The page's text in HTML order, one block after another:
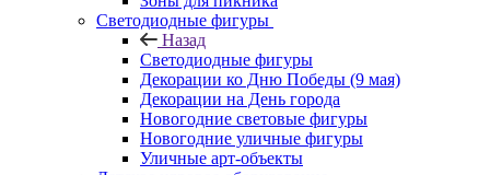
Светодиодные фигуры
Назад
Светодиодные фигуры
Декорации ко Дню Победы (9 мая)
Декорации на День города
Новогодние световые фигуры
Новогодние уличные фигуры
Уличные арт-объекты